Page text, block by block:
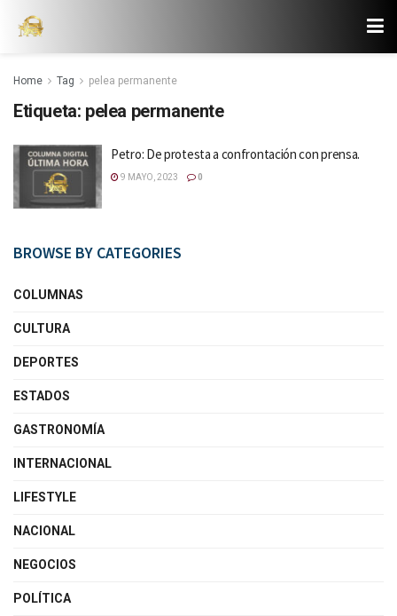
Home Tag pelea permanente
Etiqueta: pelea permanente
Petro: De protesta a confrontación con prensa.
9 MAYO, 2023 0
BROWSE BY CATEGORIES
COLUMNAS
CULTURA
DEPORTES
ESTADOS
GASTRONOMÍA
INTERNACIONAL
LIFESTYLE
NACIONAL
NEGOCIOS
POLÍTICA